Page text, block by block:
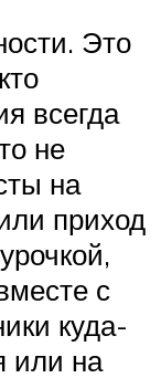
Это
всегда
не
на
приход
с
куда-
или на